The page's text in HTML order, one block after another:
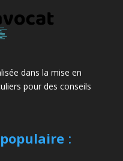
dans la mise en
pour des conseils
: